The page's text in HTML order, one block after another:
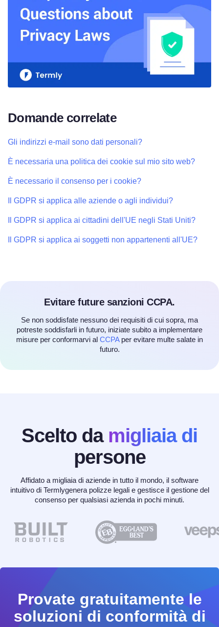
Domande correlate
Gli indirizzi e-mail sono dati personali?
È necessaria una politica dei cookie sul mio sito web?
È necessario il consenso per i cookie?
Il GDPR si applica alle aziende o agli individui?
Il GDPR si applica ai cittadini dell'UE negli Stati Uniti?
Il GDPR si applica ai soggetti non appartenenti all'UE?
Evitare future sanzioni CCPA.
Se non soddisfate nessuno dei requisiti di cui sopra, ma
potreste soddisfarli in futuro, iniziate subito a implementare
misure per conformarvi al CCPAper evitare multe salate in
futuro.
Scelto da migliaia di
persone
Affidato a migliaia di aziende in tutto il mondo, il software
intuitivo di Termlygenera polizze legali e gestisce il gestione del
consenso per qualsiasi azienda in pochi minuti.
Provate gratuitamente le
soluzioni di conformità di